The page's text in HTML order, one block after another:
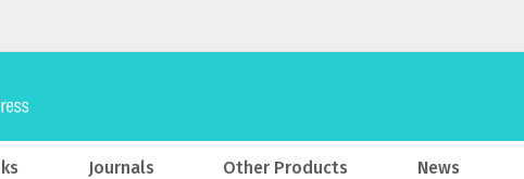
Journals Other Products News